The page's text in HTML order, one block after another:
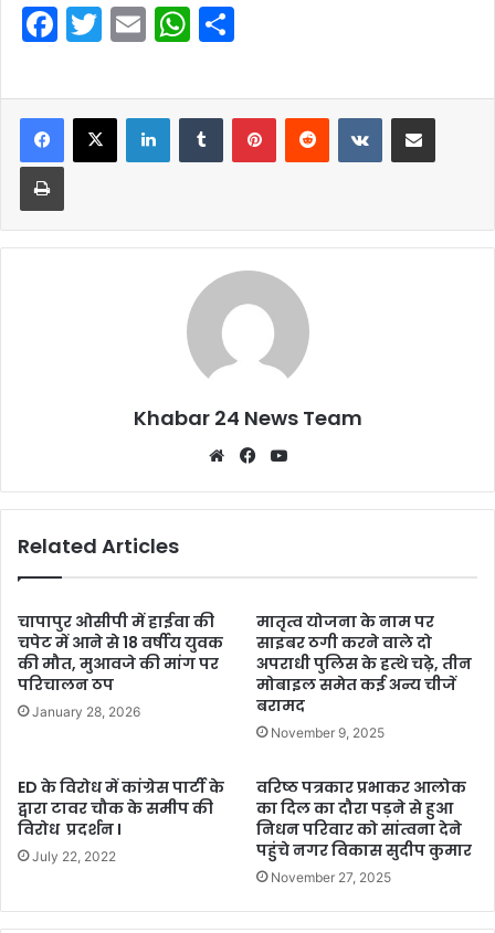
F
c
e
b
o
o
T
itt
er
E
ai
l
W
at
s
A
p
ar
e
LinkedInTumblr PinterestReddit VKontakteShare via Email
Print
Khabar 24 News Team
WebsiteFacebook
Related Articles
चापापुर ओसीपी में हाईवा की
चपेट में आने से 18 वर्षीय युवक
की मौत, मुआवजे की मांग पर
परिचालन ठप
January 28, 2026
मातृत्व योजना के नाम पर
साइबर ठगी करने वाले दो
अपराधी पुलिस के हत्थे चढ़े, तीन
मोबाइल समेत कई अन्य चीजें
बरामद
November 9, 2025
ED के विरोध में कांग्रेस पार्टी के
द्वारा टावर चौक के समीप की
विरोध प्रदर्शन I
July 22, 2022
वरिष्ठ पत्रकार प्रभाकर आलोक
का दिल का दौरा पड़ने से हुआ
निधन परिवार को सांत्वना देने
पहुंचे नगर विकास सुदीप कुमार
November 27, 2025